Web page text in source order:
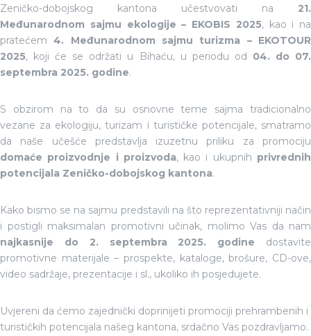
Zeničko-dobojskog kantona učestvovati na 21.
Međunarodnom sajmu ekologije – EKOBIS 2025, kao i na
pratećem4. Međunarodnom sajmu turizma – EKOTOUR
2025, koji će se održati u Bihaću, u periodu od 04. do 07.
septembra 2025. godine.
S obzirom na to da su osnovne teme sajma tradicionalno
vezane za ekologiju, turizam i turističke potencijale, smatramo
da naše učešće predstavlja izuzetnu priliku za promociju
domaće proizvodnje i proizvoda, kao i ukupnih privrednih
potencijala Zeničko-dobojskog kantona.
Kako bismo se na sajmu predstavili na što reprezentativniji način
i postigli maksimalan promotivni učinak, molimo Vas da nam
najkasnije do 2. septembra 2025. godine dostavite
promotivne materijale – prospekte, kataloge, brošure, CD-ove,
video sadržaje, prezentacije i sl., ukoliko ih posjedujete.
Uvjereni da ćemo zajednički doprinijeti promociji prehrambenih i
turističkih potencijala našeg kantona, srdačno Vas pozdravljamo.